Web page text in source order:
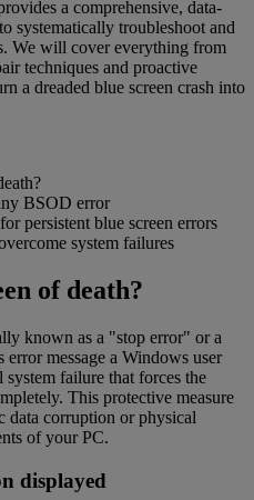
a comprehensive, data-
systematically troubleshoot and
We will cover everything from
techniques and proactive
a dreaded blue screen crash into
BSOD error
persistent blue screen errors
system failures
of death?
known as a "stop error" or a
message a Windows user
failure that forces the
This protective measure
data corruption or physical
of your PC.
displayed